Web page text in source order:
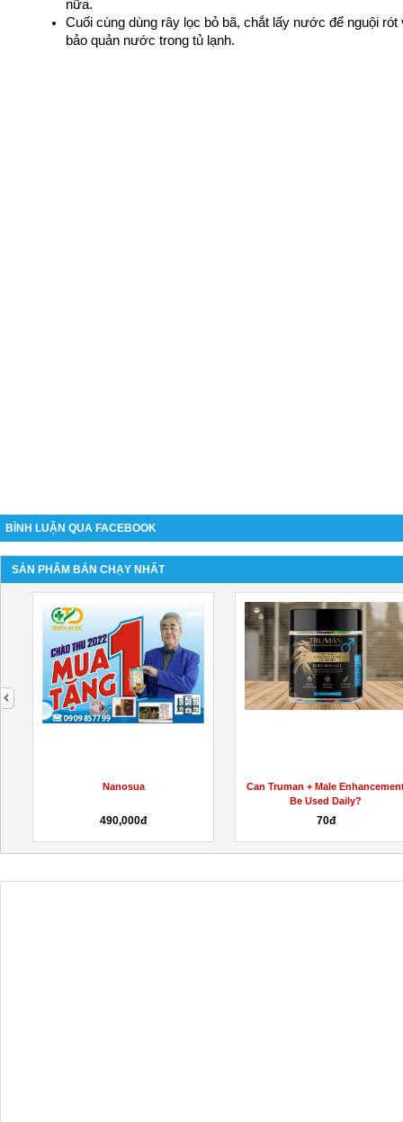
nữa.
Cuối cùng dùng rây lọc bỏ bã, chắt lấy nước để nguội rót
bảo quản nước trong tủ lạnh.
BÌNH LUẬN QUA FACEBOOK
SẢN PHẨM BÁN CHẠY NHẤT
Nanosua
490,000đ
Can Truman + Male
Be Used Daily?
70đ
next